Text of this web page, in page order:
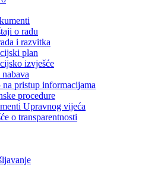
o radu
i razvitka
plan
izvješće
nabava
na pristup informacijama
procedure
Upravnog vijeća
o transparentnosti